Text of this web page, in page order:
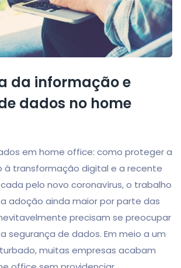
da informação e
dados no home
em home office: como proteger a
à transformação digital e a recente
pelo novo coronavírus, o trabalho
adoção ainda maior por parte das
precisam se preocupar
segurança de dados. Em meio a um
muitas empresas acabam